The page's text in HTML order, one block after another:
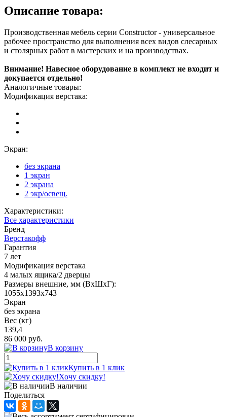
Описание товара:
Производственная мебель серии Constructor - универсальное
рабочее пространство для выполнения всех видов слесарных
и столярных работ в мастерских и на производствах.
Внимание! Навесное оборудование в комплект не входит и
докупается отдельно!
Аналогичные товары:
Модификация верстака:
Экран:
без экрана
1 экран
2 экрана
2 экр/освещ.
Характеристики:
Все характеристики
Бренд
Верстакофф
Гарантия
7 лет
Модификация верстака
4 малых ящика/2 дверцы
Размеры внешние, мм (ВхШхГ):
1055x1393x743
Экран
без экрана
Вес (кг)
139,4
86 000 руб.
В корзину
Купить в 1 клик
Хочу скидку!
В наличии
Поделиться